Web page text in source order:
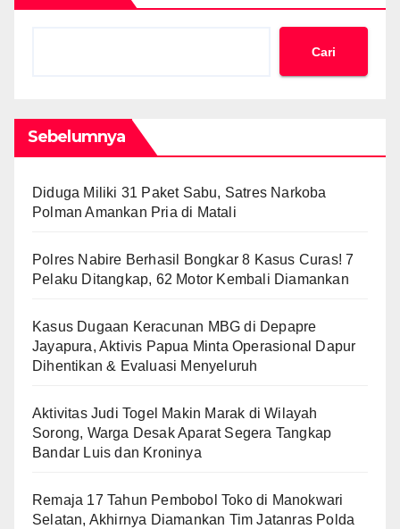
Cari
Sebelumnya
Diduga Miliki 31 Paket Sabu, Satres Narkoba
Polman Amankan Pria di Matali
Polres Nabire Berhasil Bongkar 8 Kasus Curas! 7
Pelaku Ditangkap, 62 Motor Kembali Diamankan
Kasus Dugaan Keracunan MBG di Depapre
Jayapura, Aktivis Papua Minta Operasional Dapur
Dihentikan & Evaluasi Menyeluruh
Aktivitas Judi Togel Makin Marak di Wilayah
Sorong, Warga Desak Aparat Segera Tangkap
Bandar Luis dan Kroninya
Remaja 17 Tahun Pembobol Toko di Manokwari
Selatan, Akhirnya Diamankan Tim Jatanras Polda